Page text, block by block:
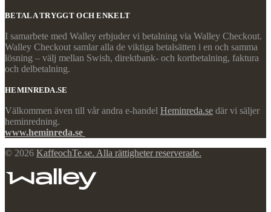
BETALA TRYGGT OCH ENKELT
I samarbete med Walley erbjuder vi betalning via Walley Checkout.
Walley Checkout samlar alla de viktiga betalsätten i en och samma
lösning – välj mellan Swish, direktbank- och kortbetalning, faktura
och delbetalning.
HEMINREDA.SE
Välkommen även till vår andra e-handel Heminreda.se där vi säljer
heminredning.
www.heminreda.se
© 2026 KaffeochTe.se. Alla rättigheter reserverade.